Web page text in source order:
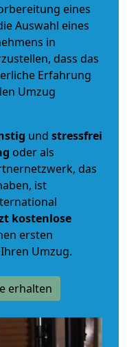
eines
Auswahl eines
in
dass das
Erfahrung
Umzug
und stressfrei
oder als
das
ist
kostenlose
ersten
Umzug.
erhalten